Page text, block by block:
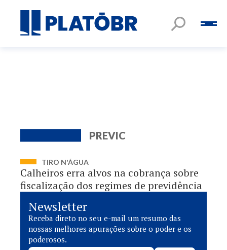
PREVIC
TIRO N'ÁGUA
Calheiros erra alvos na cobrança sobre
fiscalização dos regimes de previdência
Newsletter
Receba direto no seu e-mail um resumo das
nossas melhores apurações sobre o poder e os
poderosos.